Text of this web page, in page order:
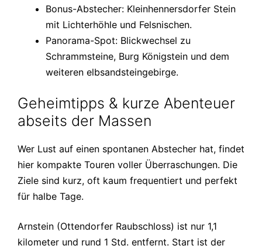
Bonus-Abstecher: Kleinhennersdorfer Stein
mit Lichterhöhle und Felsnischen.
Panorama-Spot: Blickwechsel zu
Schrammsteine, Burg Königstein und dem
weiteren elbsandsteingebirge.
Geheimtipps & kurze Abenteuer
abseits der Massen
Wer Lust auf einen spontanen Abstecher hat, findet
hier kompakte Touren voller Überraschungen. Die
Ziele sind kurz, oft kaum frequentiert und perfekt
für halbe Tage.
Arnstein (Ottendorfer Raubschloss) ist nur 1,1
kilometer und rund 1 Std. entfernt. Start ist der